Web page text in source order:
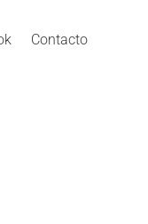
Contacto